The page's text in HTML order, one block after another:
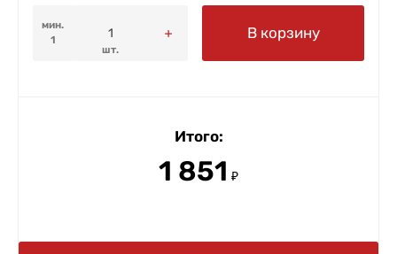
мин.
1
шт.
В корзину
Итого:
1 851 ₽